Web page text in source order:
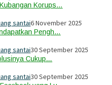
Korups…
santai6 November 2025
Pengh…
santai30 September 2025
Cukup…
santai30 September 2025